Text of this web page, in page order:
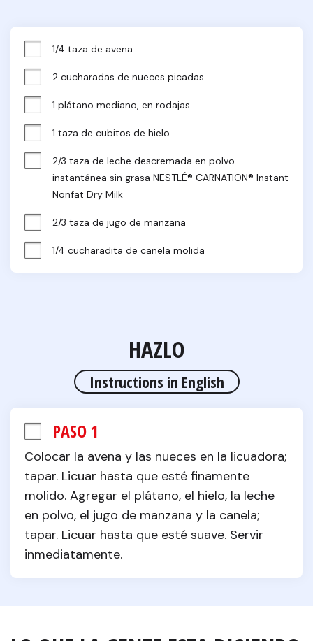
1/4 taza de avena
2 cucharadas de nueces picadas
1 plátano mediano, en rodajas
1 taza de cubitos de hielo
2/3 taza de leche descremada en polvo
instantánea sin grasa NESTLÉ® CARNATION® Instant
Nonfat Dry Milk
2/3 taza de jugo de manzana
1/4 cucharadita de canela molida
HAZLO
Instructions in English
PASO 1
Colocar la avena y las nueces en la licuadora;
tapar. Licuar hasta que esté finamente
molido. Agregar el plátano, el hielo, la leche
en polvo, el jugo de manzana y la canela;
tapar. Licuar hasta que esté suave. Servir
inmediatamente.